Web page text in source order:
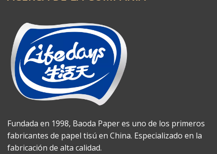
Fundada en 1998, Baoda Paper es uno de los primeros
fabricantes de papel tisú en China. Especializado en la
fabricación de alta calidad.